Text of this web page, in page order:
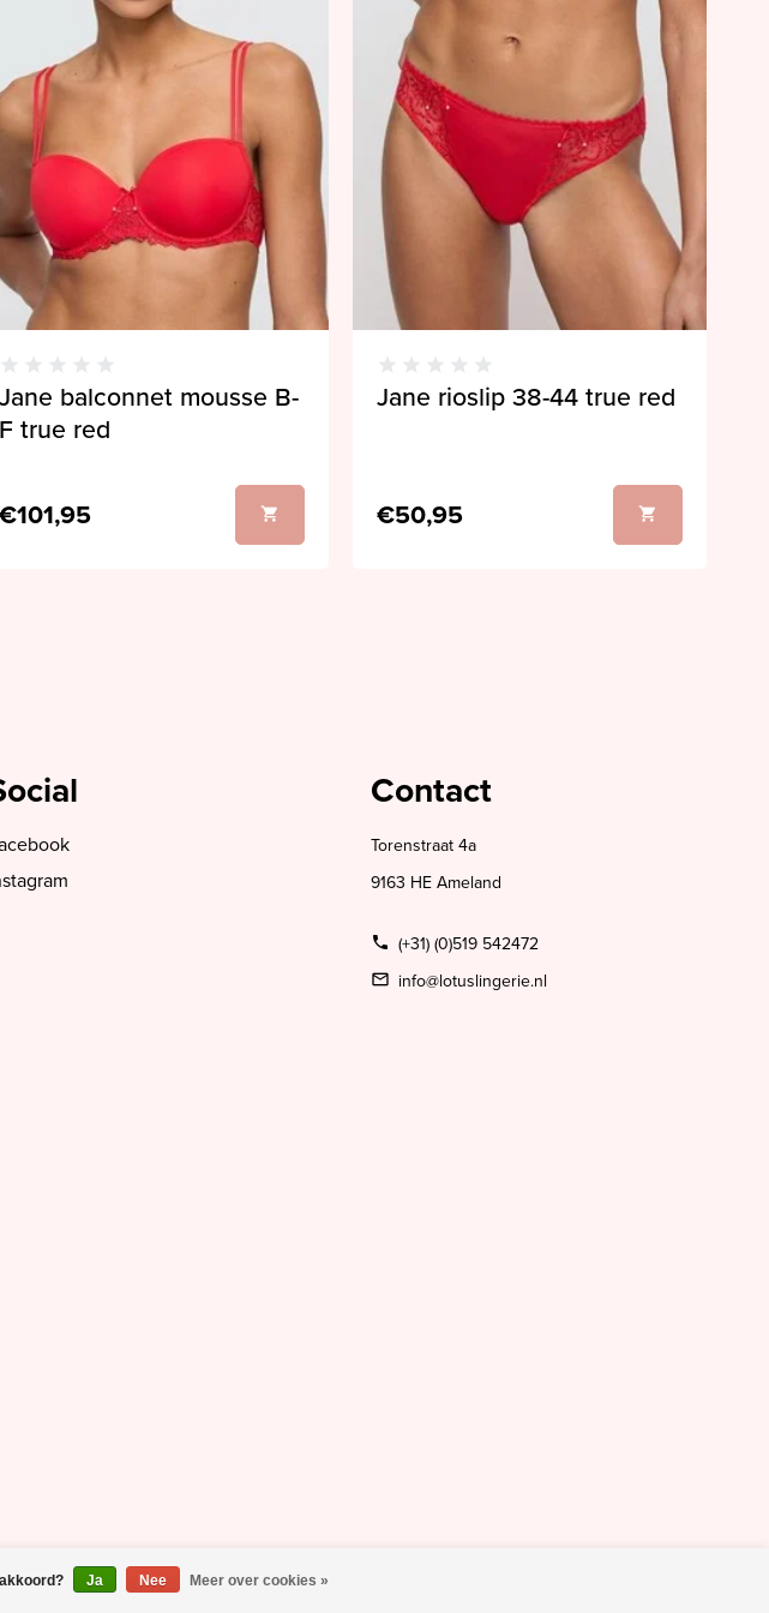
Jane balconnet mousse B-
F true red
€101,95
Jane rioslip 38-44 true red
€50,95
Contact
Torenstraat 4a
9163 HE Ameland
(+31) (0)519 542472
info@lotuslingerie.nl
Ja Nee Meer over cookies »